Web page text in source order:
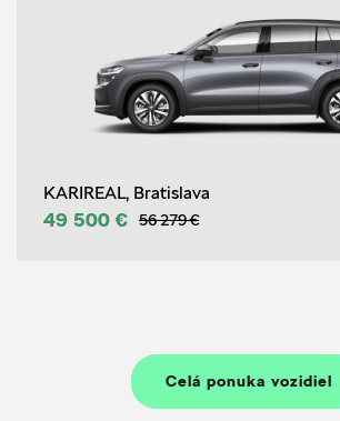
KARIREAL, Bratislava
49 500 € 56 279 €
Celá ponuka vozidiel